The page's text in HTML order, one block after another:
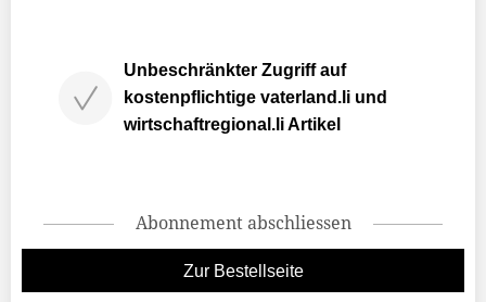
Unbeschränkter Zugriff auf
kostenpflichtige vaterland.li und
wirtschaftregional.li Artikel
Abonnement abschliessen
Zur Bestellseite